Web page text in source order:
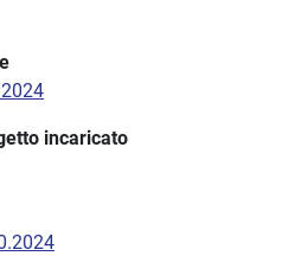
incaricato